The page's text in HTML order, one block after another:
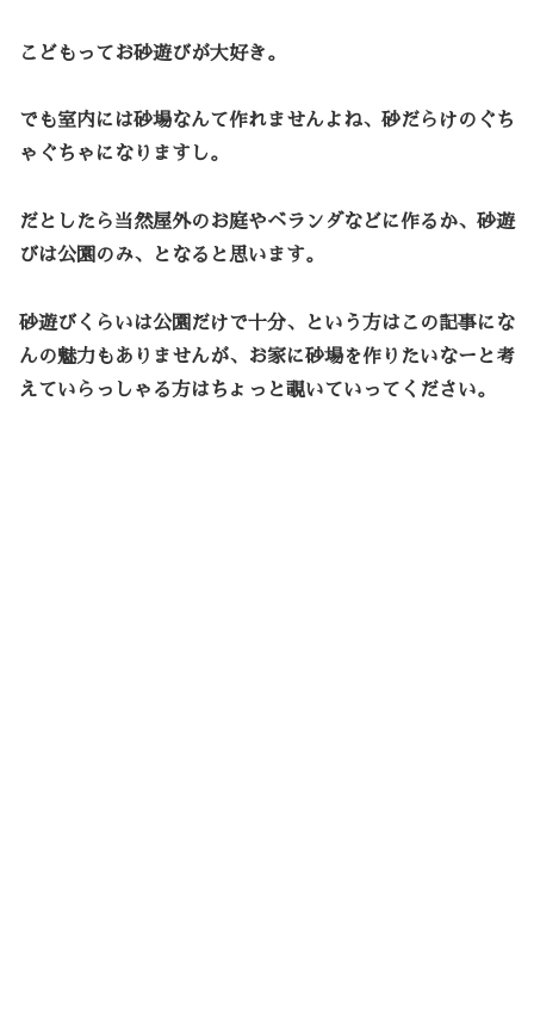
こどもってお砂遊びが大好き。
でも室内には砂場なんて作れませんよね、砂だらけのぐち
ゃぐちゃになりますし。
だとしたら当然屋外のお庭やベランダなどに作るか、砂遊
びは公園のみ、となると思います。
砂遊びくらいは公園だけで十分、という方はこの記事にな
んの魅力もありませんが、お家に砂場を作りたいなーと考
えていらっしゃる方はちょっと覗いていってください。